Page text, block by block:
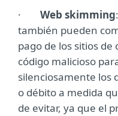
· Web skimming
también pueden
pago de los sitios
código malicioso
silenciosamente los
o débito a medida
de evitar, ya que el